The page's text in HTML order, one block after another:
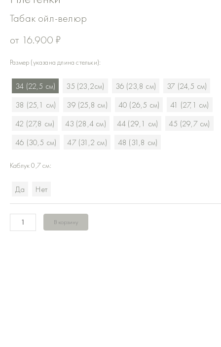
Табак ойл-велюр
от 16.900 ₽
Размер (указана длина стельки):
34 (22,5 см) 35 (23,2см) 36 (23,8 см)
37 (24,5 см)
38 (25,1 см)
39 (25,8 см) 40 (26,5 см)
41 (27,1 см)
42 (27,8 см)
43 (28,4 см) 44 (29,1 см)
45 (29,7 см)
46 (30,5 см)
47 (31,2 см) 48 (31,8 см)
Каблук 0,7 см:
Да Нет
товара
Плетёнки
Табак
ойл-
В корзину